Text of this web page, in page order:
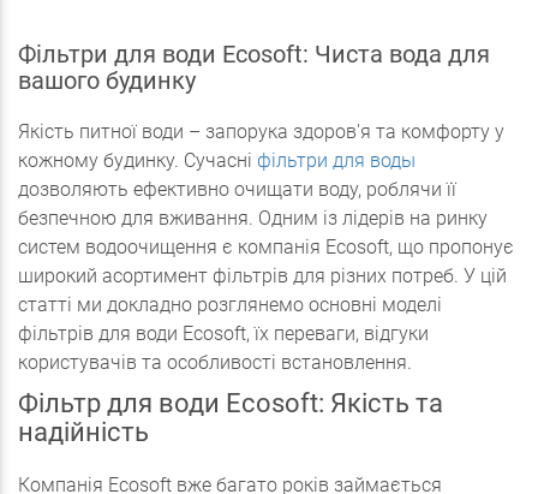
Фільтри для води Ecosoft: Чиста вода для
вашого будинку
Якість питної води – запорука здоров'я та комфорту у
кожному будинку. Сучасні фільтри для воды
дозволяють ефективно очищати воду, роблячи її
безпечною для вживання. Одним із лідерів на ринку
систем водоочищення є компанія Ecosoft, що пропонує
широкий асортимент фільтрів для різних потреб. У цій
статті ми докладно розглянемо основні моделі
фільтрів для води Ecosoft, їх переваги, відгуки
користувачів та особливості встановлення.
Фільтр для води Ecosoft: Якість та
надійність
Компанія Ecosoft вже багато років займається